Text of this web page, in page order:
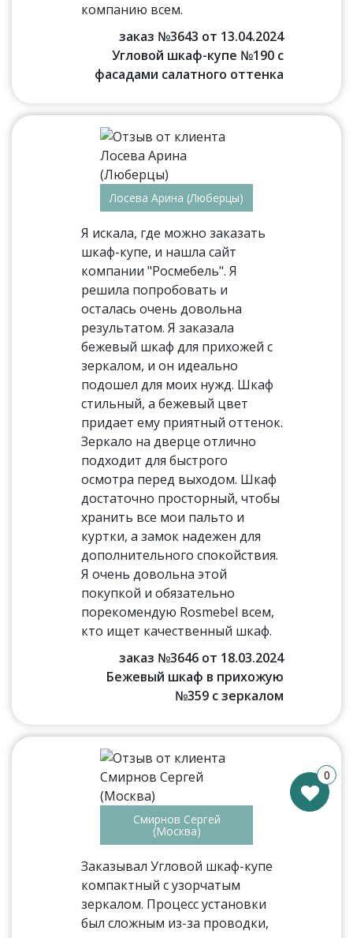
компанию всем.
заказ №3643 от 13.04.2024
Угловой шкаф-купе №190 с
фасадами салатного оттенка
Лосева Арина (Люберцы)
Я искала, где можно заказать
шкаф-купе, и нашла сайт
компании "Росмебель". Я
решила попробовать и
осталась очень довольна
результатом. Я заказала
бежевый шкаф для прихожей с
зеркалом, и он идеально
подошел для моих нужд. Шкаф
стильный, а бежевый цвет
придает ему приятный оттенок.
Зеркало на дверце отлично
подходит для быстрого
осмотра перед выходом. Шкаф
достаточно просторный, чтобы
хранить все мои пальто и
куртки, а замок надежен для
дополнительного спокойствия.
Я очень довольна этой
покупкой и обязательно
порекомендую Rosmebel всем,
кто ищет качественный шкаф.
заказ №3646 от 18.03.2024
Бежевый шкаф в прихожую
№359 с зеркалом
Смирнов Сергей
(Москва)
Заказывал Угловой шкаф-купе
компактный с узорчатым
зеркалом. Процесс установки
был сложным из-за проводки,
0